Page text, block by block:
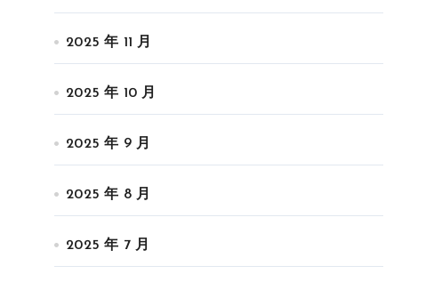
2025 年 11 月
2025 年 10 月
2025 年 9 月
2025 年 8 月
2025 年 7 月